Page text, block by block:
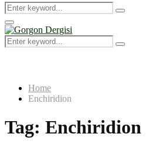
Search
for:
Search
Primary
Menu
Search
for:
Search
Home
Enchiridion
Tag: Enchiridion